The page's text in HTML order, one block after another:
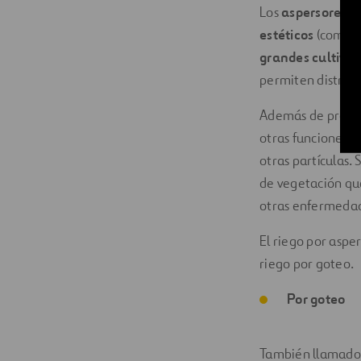
Losaspersores
estéticos (como
grandes cultivos
permiten
Además de
otras funciones
otras partículas.
de vegetación
otras
El riego por
riego por goteo.
Por goteo
También